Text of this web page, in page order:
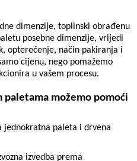
dimenzije, toplinski obrađenu
posebne dimenzije, vrijedi
opterećenje, način pakiranja i
cijenu, nego pomažemo
u vašem procesu.
paletama možemo pomoći
jednokratna paleta i drvena
izvedba prema